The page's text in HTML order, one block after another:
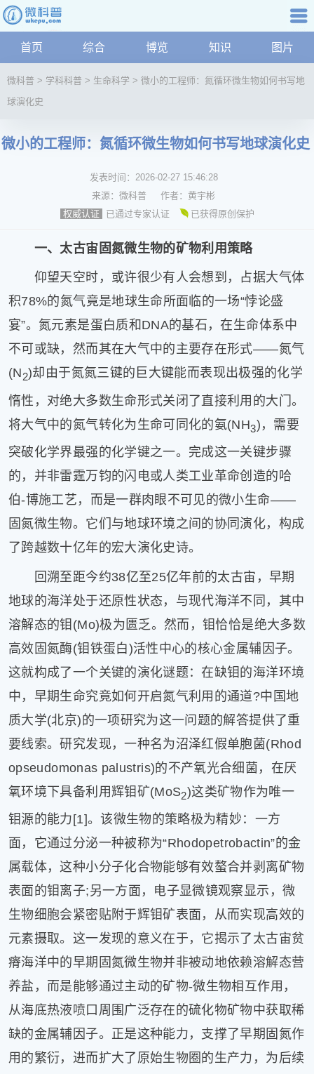
科普知识 航
首页 综合 博览 知识 图片
普
讯
健
康
庭
学
术
人
生
活
百
流
言
问
图
片
动
更
多
﹥
微科普 > 学科科普 > 生命科学 > 微小的工程师：氮循环微生物如何书写地
球演化史
微小的工程师：氮循环微生物如何书写地球演化史
发表时间： 2026-02-27 15:46:28
来源： 微科普 作者： 黄宇彬
权威认证
已通过专家认证 已获得原创保护
一、太古宙固氮微生物的矿物利用策略
仰望天空时，或许很少有人会想到，占据大气体
积78%的氮气竟是地球生命所面临的一场“悖论盛
宴”。氮元素是蛋白质和DNA的基石，在生命体系中
不可或缺，然而其在大气中的主要存在形式——氮气
(N2)却由于氮氮三键的巨大键能而表现出极强的化学
惰性，对绝大多数生命形式关闭了直接利用的大门。
将大气中的氮气转化为生命可同化的氨(NH3)，需要
突破化学界最强的化学键之一。完成这一关键步骤
的，并非雷霆万钧的闪电或人类工业革命创造的哈
伯-博施工艺，而是一群肉眼不可见的微小生命——
固氮微生物。它们与地球环境之间的协同演化，构成
了跨越数十亿年的宏大演化史诗。
回溯至距今约38亿至25亿年前的太古宙，早期
地球的海洋处于还原性状态，与现代海洋不同，其中
溶解态的钼(Mo)极为匮乏。然而，钼恰恰是绝大多数
高效固氮酶(钼铁蛋白)活性中心的核心金属辅因子。
这就构成了一个关键的演化谜题：在缺钼的海洋环境
中，早期生命究竟如何开启氮气利用的通道?中国地
质大学(北京)的一项研究为这一问题的解答提供了重
要线索。研究发现，一种名为沼泽红假单胞菌(Rhod
opseudomonas palustris)的不产氧光合细菌，在厌
氧环境下具备利用辉钼矿(MoS2)这类矿物作为唯一
钼源的能力[1]。该微生物的策略极为精妙：一方
面，它通过分泌一种被称为“Rhodopetrobactin”的金
属载体，这种小分子化合物能够有效螯合并剥离矿物
表面的钼离子;另一方面，电子显微镜观察显示，微
生物细胞会紧密贴附于辉钼矿表面，从而实现高效的
元素摄取。这一发现的意义在于，它揭示了太古宙贫
瘠海洋中的早期固氮微生物并非被动地依赖溶解态营
养盐，而是能够通过主动的矿物-微生物相互作用，
从海底热液喷口周围广泛存在的硫化物矿物中获取稀
缺的金属辅因子。正是这种能力，支撑了早期固氮作
用的繁衍，进而扩大了原始生物圈的生产力，为后续